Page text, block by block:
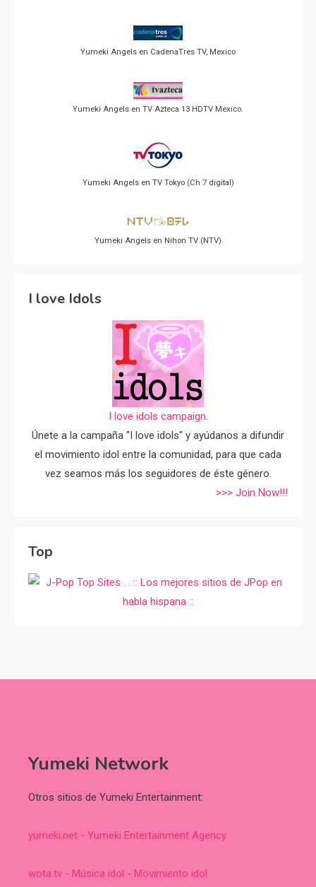
Yumeki Angels en CadenaTres TV, Mexico
Yumeki Angels en TV Azteca 13 HDTV Mexico.
Yumeki Angels en TV Tokyo (Ch 7 digital)
Yumeki Angels en Nihon TV (NTV)
I love Idols
I love idols campaign.
Únete a la campaña "I love idols" y ayúdanos a difundir
el movimiento idol entre la comunidad, para que cada
vez seamos más los seguidores de éste género.
>>> Join Now!!!
Top
Yumeki Network
Otros sitios de Yumeki Entertainment:
yumeki.net - Yumeki Entertainment Agency
wota.tv - Música idol - Movimiento idol